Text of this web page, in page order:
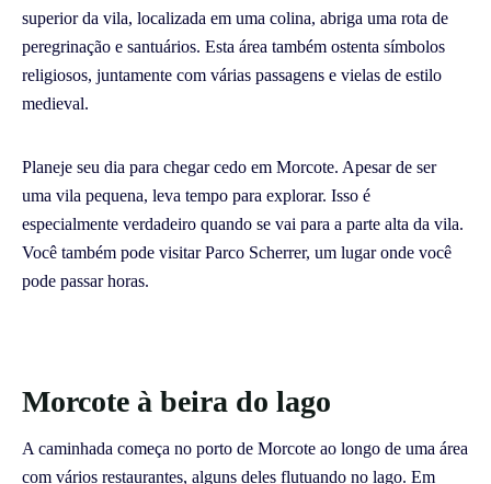
superior da vila, localizada em uma colina, abriga uma rota de
peregrinação e santuários. Esta área também ostenta símbolos
religiosos, juntamente com várias passagens e vielas de estilo
medieval.
Planeje seu dia para chegar cedo em Morcote. Apesar de ser
uma vila pequena, leva tempo para explorar. Isso é
especialmente verdadeiro quando se vai para a parte alta da vila.
Você também pode visitar Parco Scherrer, um lugar onde você
pode passar horas.
Morcote à beira do lago
A caminhada começa no porto de Morcote ao longo de uma área
com vários restaurantes, alguns deles flutuando no lago. Em